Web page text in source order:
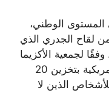
الوطني،
لقاح الجدري الذي
لجمعية الأكزيما
الوطنية (NEA)، قامت الحكومة الأمريكية بتخزين 20
الذين لا